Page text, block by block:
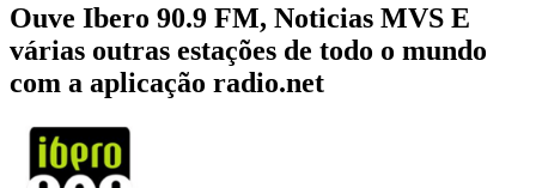
Ouve Ibero 90.9 FM, Noticias MVS E
várias outras estações de todo o mundo
com a aplicação radio.net